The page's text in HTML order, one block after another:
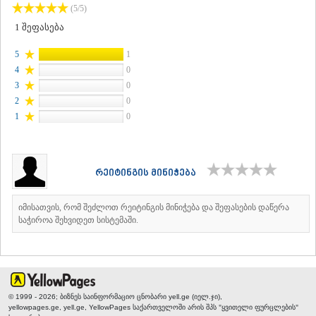
ᲐᲓᲘᲒᲔᲜᲘ
ᲐᲡᲞᲘᲜᲫᲐ
ᲐᲮᲐᲚᲪᲘᲮᲔ
ᲑᲝᲠᲯᲝᲛᲘ
ᲜᲘᲜᲝᲬᲛᲘᲜᲓᲐ
ᲐᲑᲐᲡᲗᲣᲛᲐᲜᲘ
ᲑᲐᲙᲣᲠᲘᲐᲜᲘ
ᲕᲐᲚᲔ
ᲑᲝᲚᲜᲘᲡᲘ
ᲒᲐᲠᲓᲐᲑᲐᲜᲘ
ᲓᲛᲐᲜᲘᲡᲘ
ᲛᲐᲠᲜᲔᲣᲚᲘ
ᲠᲣᲡᲗᲐᲕᲘ
ᲨᲘᲓᲐ ᲥᲐᲠᲗᲚᲘ
ᲒᲝᲠᲘ
ᲙᲐᲡᲞᲘ
ᲥᲐᲠᲔᲚᲘ
(5/5)
1 შეფასება
5
1
4
0
3
0
2
0
1
0
რეიტინგის მინიჭება
იმისათვის, რომ შეძლოთ რეიტინგის მინიჭება და შეფასების დაწერა
საჭიროა შეხვიდეთ სისტემაში.
© 1999 - 2026; ბიზნეს საინფორმაციო ცნობარი yell.ge (იელ.ჯი),
yellowpages.ge, yell.ge, YellowPages საქართველოში არის შპს "ყვითელი ფურცლების"